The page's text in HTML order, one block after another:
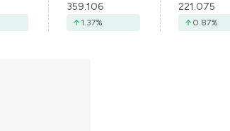
359.106
1.37%
221.075
0.87%